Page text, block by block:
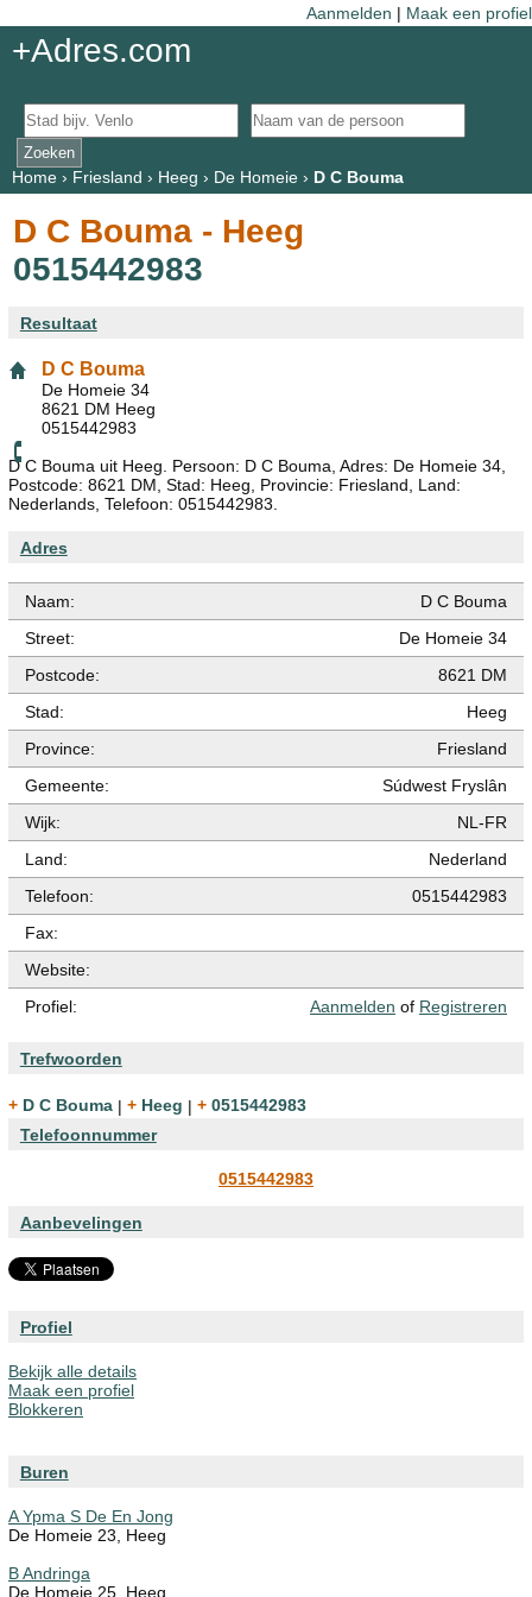
Aanmelden | Maak een profiel
+Adres.com
Home› Friesland › Heeg › De Homeie› D C Bouma
D C Bouma - Heeg
0515442983
Resultaat
D C Bouma
De Homeie 34
8621 DM Heeg
0515442983
D C Bouma uit Heeg. Persoon: D C Bouma, Adres: De Homeie 34,
Postcode: 8621 DM, Stad: Heeg, Provincie: Friesland, Land:
Nederlands, Telefoon: 0515442983.
Adres
Naam:
D C Bouma
Street:
De Homeie 34
Postcode:
8621 DM
Stad:
Heeg
Province:
Friesland
Gemeente:
Súdwest Fryslân
Wijk:
NL-FR
Land:
Nederland
Telefoon:
0515442983
Fax:
Website:
Profiel:
Aanmelden of Registreren
Trefwoorden
+ D C Bouma | + Heeg |
+ 0515442983
Telefoonnummer
0515442983
Aanbevelingen
Profiel
Bekijk alle details
Maak een profiel
Blokkeren
Buren
A Ypma S De En Jong
De Homeie 23, Heeg
B Andringa
De Homeie 25, Heeg